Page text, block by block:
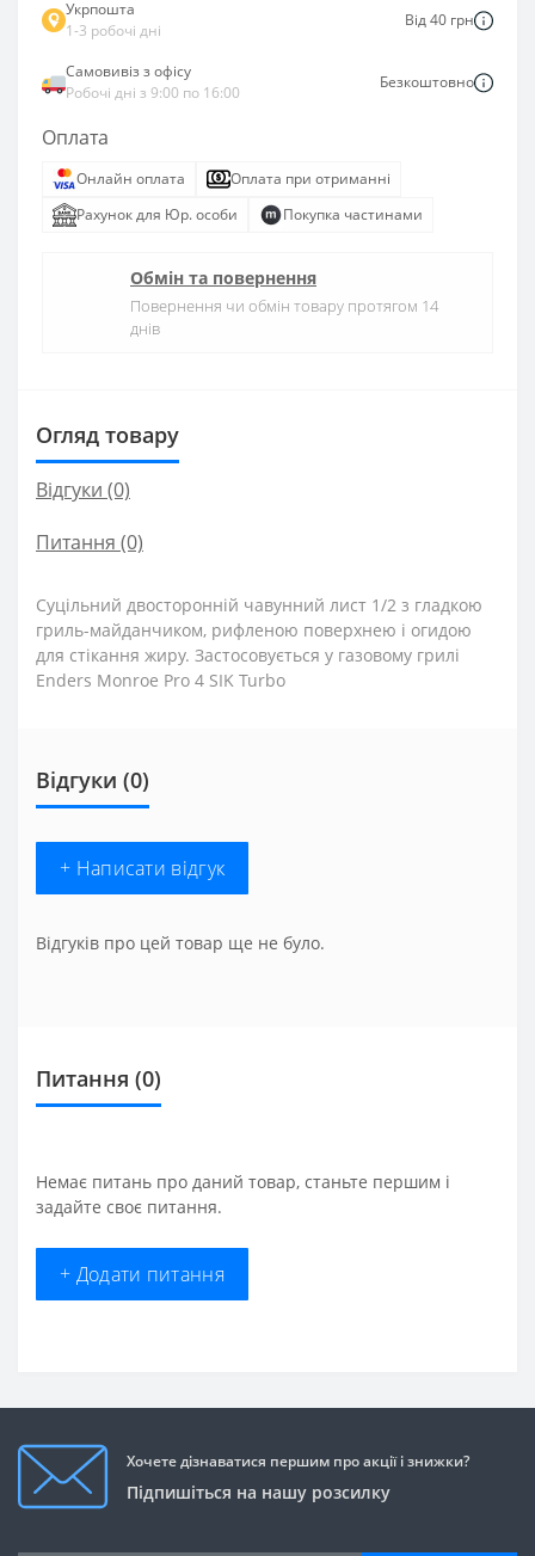
Укрпошта
1-3 робочі дні
Від 40 грн
Самовивіз з офісу
Робочі дні з 9:00 по 16:00
Безкоштовно
Оплата
Онлайн оплата
Оплата при отриманні
Рахунок для Юр. особи
Покупка частинами
Обмін та повернення
Повернення чи обмін товару протягом 14
днів
Огляд товару
Відгуки (0)
Питання (0)
Суцільний двосторонній чавунний лист 1/2 з гладкою
гриль-майданчиком, рифленою поверхнею і огидою
для стікання жиру. Застосовується у газовому грилі
Enders Monroe Pro 4 SIK Turbo
Відгуки (0)
+ Написати відгук
Відгуків про цей товар ще не було.
Питання (0)
Немає питань про даний товар, станьте першим і
задайте своє питання.
+ Додати питання
Хочете дізнаватися першим про акції і знижки?
Підпишіться на нашу розсилку